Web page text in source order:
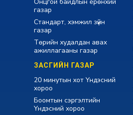
газар
Стандарт, хэмжил зүйн
газар
Төрийн худалдан авах
ажиллагааны газар
ЗАСГИЙН ГАЗАР
20 минутын хот Үндэсний
хороо
Боомтын сэргэлтийн
Үндэсний хороо